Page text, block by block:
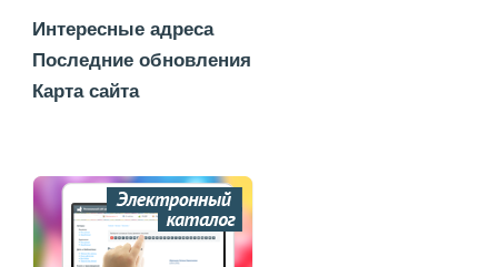
Интересные адреса
Последние обновления
Карта сайта